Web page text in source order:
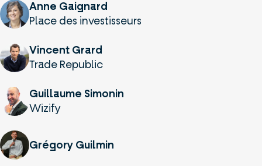
Anne Gaignard
Place des investisseurs
Vincent Grard
Trade Republic
Guillaume Simonin
Wizify
Grégory Guilmin